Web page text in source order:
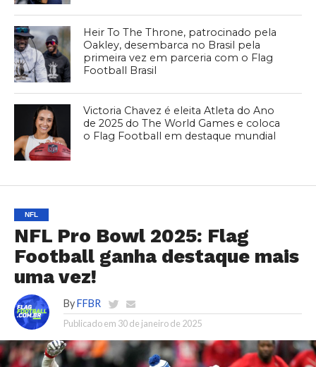
Heir To The Throne, patrocinado pela
Oakley, desembarca no Brasil pela
primeira vez em parceria com o Flag
Football Brasil
Victoria Chavez é eleita Atleta do Ano
de 2025 do The World Games e coloca
o Flag Football em destaque mundial
NFL
NFL Pro Bowl 2025: Flag
Football ganha destaque mais
uma vez!
By FFBR
Publicado em 30 de janeiro de 2025